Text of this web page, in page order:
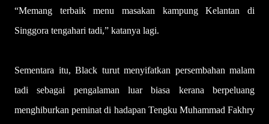
“Memang terbaik menu masakan kampung Kelantan di
Singgora tengahari tadi,” katanya lagi.
Sementara itu, Black turut menyifatkan persembahan malam
tadi sebagai pengalaman luar biasa kerana berpeluang
menghiburkan peminat di hadapan Tengku Muhammad Fakhry